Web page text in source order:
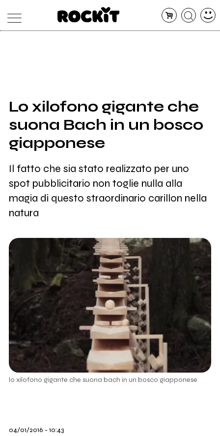
SHOP
RADIO
Lo xilofono gigante che
suona Bach in un bosco
giapponese
Il fatto che sia stato realizzato per uno
spot pubblicitario non toglie nulla alla
magia di questo straordinario carillon nella
natura
lo xilofono gigante che suona bach in un bosco giapponese
04/01/2016 - 10:43